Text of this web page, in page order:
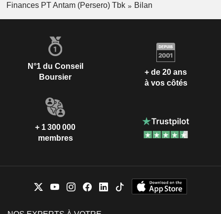
Finances PT Antam (Persero) Tbk
Bilan
N°1 du Conseil
Boursier
+ de 20 ans
à vos côtés
+ 1 300 000
membres